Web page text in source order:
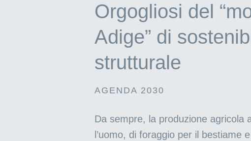
Orgogliosi del
Adige” di
strutturale
AGENDA 2030
Da sempre, la produzione agricola
l’uomo, di foraggio per il